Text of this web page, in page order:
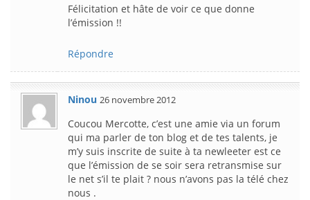
Félicitation et hâte de voir ce que donne
l’émission !!
Répondre
Ninou 26 novembre 2012
Coucou Mercotte, c’est une amie via un forum
qui ma parler de ton blog et de tes talents, je
m’y suis inscrite de suite à ta newleeter est ce
que l’émission de se soir sera retransmise sur
le net s’il te plait ? nous n’avons pas la télé chez
nous .